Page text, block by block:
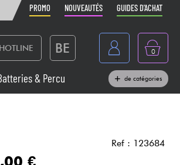
PROMO NOUVEAUTÉS GUIDES D'ACHAT
HOTLINE BE 0
& Percu de catégories
Ref : 123684